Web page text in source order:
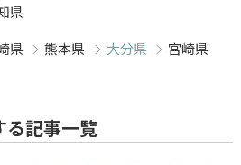
県
県 熊本県 大分県
宮崎県
る記事一覧